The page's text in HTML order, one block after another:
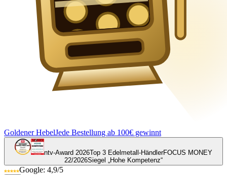
Goldener HebelJede Bestellung ab 100€ gewinnt
ntv-Award 2026Top 3 Edelmetall-HändlerFOCUS MONEY
22/2026Siegel „Hohe Kompetenz“
Google: 4,9/5